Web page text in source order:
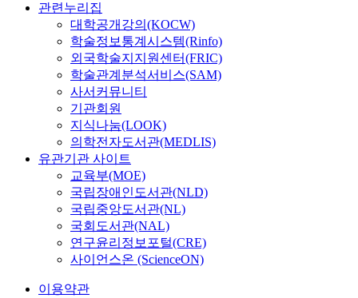
관련누리집
대학공개강의(KOCW)
학술정보통계시스템(Rinfo)
외국학술지지원센터(FRIC)
학술관계분석서비스(SAM)
사서커뮤니티
기관회원
지식나눔(LOOK)
의학전자도서관(MEDLIS)
유관기관 사이트
교육부(MOE)
국립장애인도서관(NLD)
국립중앙도서관(NL)
국회도서관(NAL)
연구윤리정보포털(CRE)
사이언스온 (ScienceON)
이용약관